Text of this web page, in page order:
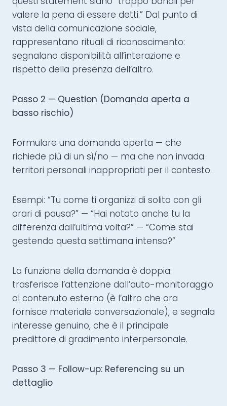
valere la pena di essere detti.” Dal punto di
vista della comunicazione sociale,
rappresentano rituali di riconoscimento:
segnalano disponibilità all’interazione e
rispetto della presenza dell’altro.
Passo 2 — Question (Domanda aperta a
basso rischio)
Formulare una domanda aperta — che
richiede più di un sì/no — ma che non invada
territori personali inappropriati per il contesto.
Esempi: “Tu come ti organizzi di solito con gli
orari di pausa?” — “Hai notato anche tu la
differenza dall’ultima volta?” — “Come stai
gestendo questa settimana intensa?”
La funzione della domanda è doppia:
trasferisce l’attenzione dall’auto-monitoraggio
al contenuto esterno (è l’altro che ora
fornisce materiale conversazionale), e segnala
interesse genuino, che è il principale
predittore di gradimento interpersonale.
Passo 3 — Follow-up: Referencing su un
dettaglio